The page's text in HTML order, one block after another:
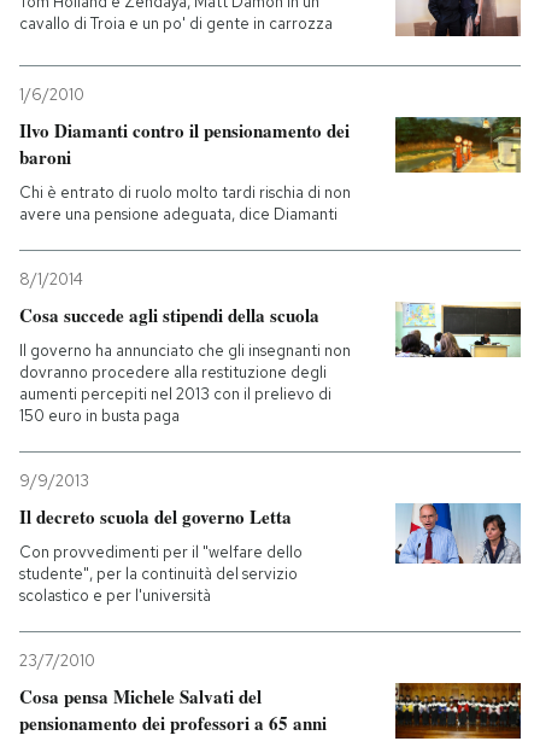
cavallo di Troia e un po' di gente in carrozza
1/6/2010
Ilvo Diamanti contro il pensionamento dei
baroni
Chi è entrato di ruolo molto tardi rischia di non
avere una pensione adeguata, dice Diamanti
8/1/2014
Cosa succede agli stipendi della scuola
Il governo ha annunciato che gli insegnanti non
dovranno procedere alla restituzione degli
aumenti percepiti nel 2013 con il prelievo di
150 euro in busta paga
9/9/2013
Il decreto scuola del governo Letta
Con provvedimenti per il "welfare dello
studente", per la continuità del servizio
scolastico e per l'università
23/7/2010
Cosa pensa Michele Salvati del
pensionamento dei professori a 65 anni